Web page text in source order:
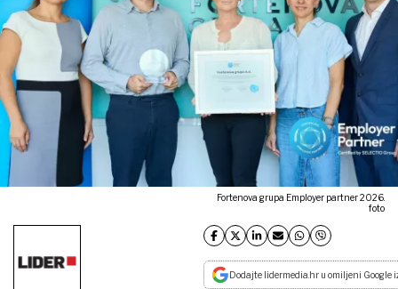
Fortenova grupa Employer partner 2026.
foto
Dodajte lidermedia.hr u omiljeni Google